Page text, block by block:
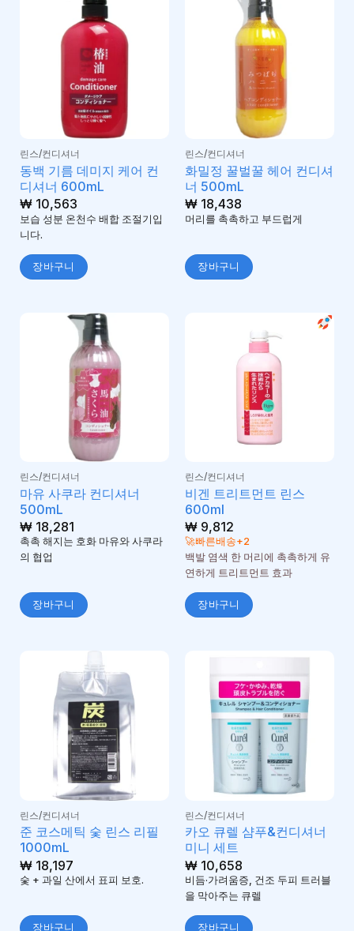
린스/컨디셔너
동백 기름 데미지 케어 컨
디셔너 600mL
₩10,563
보습 성분 온천수 배합 조절기입
니다.
장바구니
린스/컨디셔너
화밀정 꿀벌꿀 헤어 컨디셔
너 500mL
₩18,438
머리를 촉촉하고 부드럽게
장바구니
린스/컨디셔너
마유 사쿠라 컨디셔너
500mL
₩18,281
촉촉 해지는 호화 마유와 사쿠라
의 협업
장바구니
린스/컨디셔너
비겐 트리트먼트 린스
600ml
₩9,812
🚀빠른배송+2
백발 염색 한 머리에 촉촉하게 유
연하게 트리트먼트 효과
장바구니
린스/컨디셔너
준 코스메틱 숯 린스 리필
1000mL
₩18,197
숯 + 과일 산에서 표피 보호.
장바구니
린스/컨디셔너
카오 큐렐 샴푸&컨디셔너
미니 세트
₩10,658
비듬·가려움증, 건조 두피 트러블
을 막아주는 큐렐
장바구니